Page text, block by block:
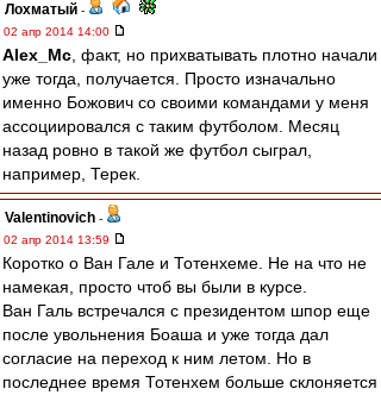
Лохматый -
02 апр 2014 14:00
Alex_Mc , факт, но прихватывать плотно начали
уже тогда, получается. Просто изначально
именно Божович со своими командами у меня
ассоциировался с таким футболом. Месяц
назад ровно в такой же футбол сыграл,
например, Терек.
Valentinovich -
02 апр 2014 13:59
Коротко о Ван Гале и Тотенхеме. Не на что не
намекая, просто чтоб вы были в курсе.
Ван Галь встречался с президентом шпор еще
после увольнения Боаша и уже тогда дал
согласие на переход к ним летом. Но в
последнее время Тотенхем больше склоняется